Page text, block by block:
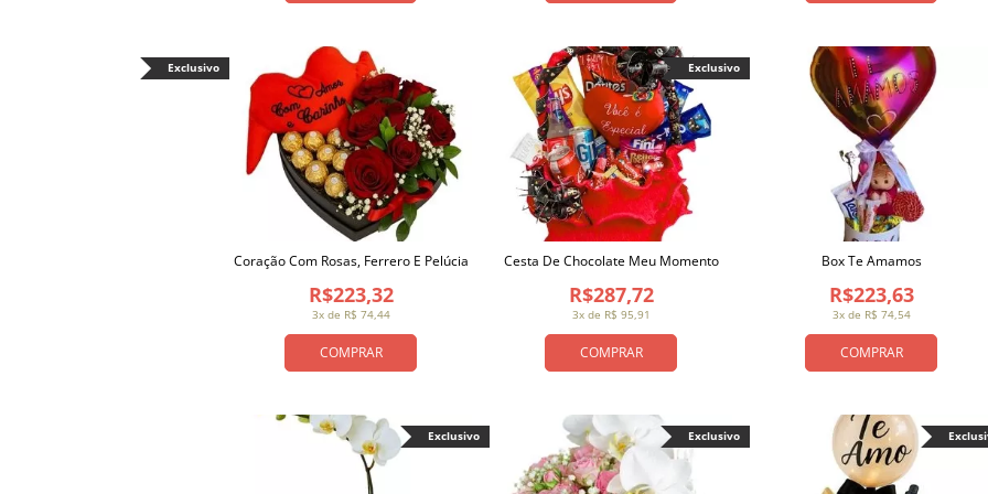
Exclusivo
COMPRAR
3x de R$ 74,44
R$223,32
Coração Com Rosas, Ferrero E Pelúcia
COMPRAR
3x de R$ 95,91
R$287,72
Cesta De Chocolate Meu Momento
Exclusivo
COMPRAR
3x de R$ 74,54
R$223,63
Box Te Amamos
Exclusivo Exclusivo